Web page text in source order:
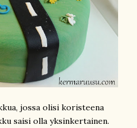
jossa olisi koristeena
saisi olla yksinkertainen.